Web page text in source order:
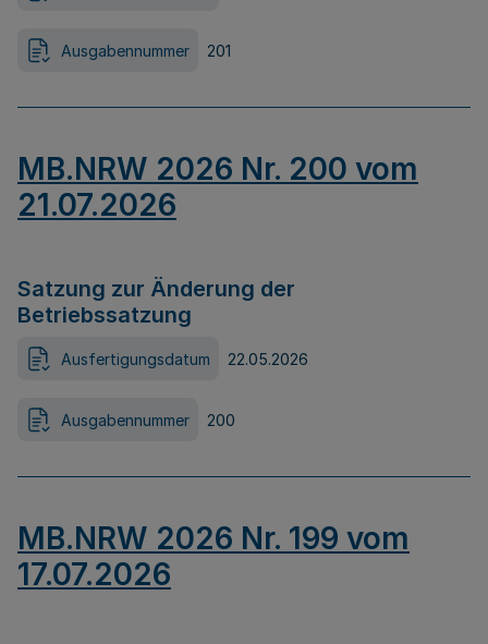
Ausgabennummer 201
MB.NRW 2026 Nr. 200 vom
21.07.2026
Satzung zur Änderung der
Betriebssatzung
Ausfertigungsdatum 22.05.2026
Ausgabennummer 200
MB.NRW 2026 Nr. 199 vom
17.07.2026